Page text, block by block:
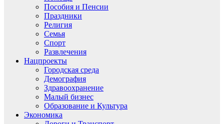
Пособия и Пенсии
Праздники
Религия
Семья
Спорт
Развлечения
Нацпроекты
Городская среда
Демография
Здравоохранение
Малый бизнес
Образование и Культура
Экономика